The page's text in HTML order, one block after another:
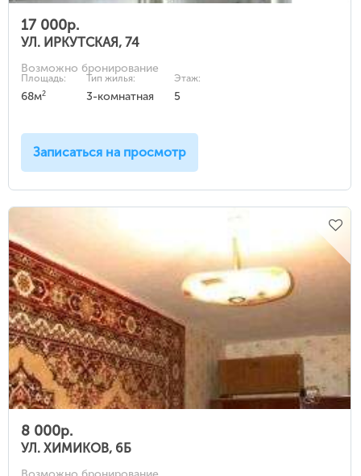
17 000р.
УЛ. ИРКУТСКАЯ, 74
Возможно бронирование
Площадь:
68м2
Тип жилья:
3-комнатная
Этаж:
5
Записаться на просмотр
8 000р.
УЛ. ХИМИКОВ, 6Б